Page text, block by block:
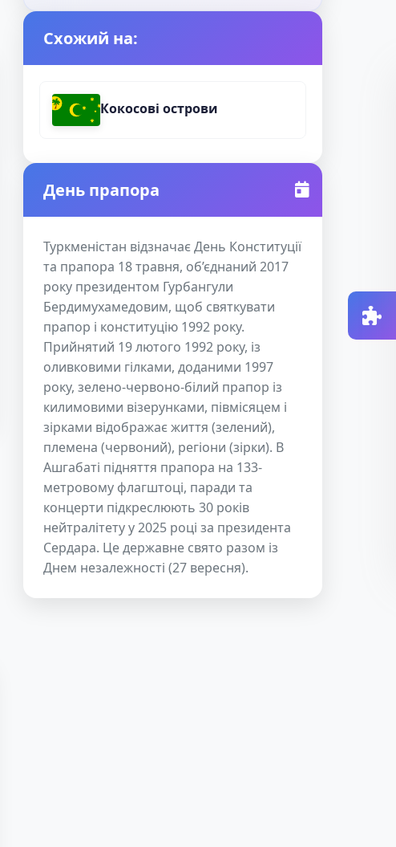
Схожий на:
Кокосові острови
День прапора
Туркменістан відзначає День Конституції
та прапора 18 травня, об’єднаний 2017
року президентом Гурбангули
Бердимухамедовим, щоб святкувати
прапор і конституцію 1992 року.
Прийнятий 19 лютого 1992 року, із
оливковими гілками, доданими 1997
року, зелено-червоно-білий прапор із
килимовими візерунками, півмісяцем і
зірками відображає життя (зелений),
племена (червоний), регіони (зірки). В
Ашгабаті підняття прапора на 133-
метровому флагштоці, паради та
концерти підкреслюють 30 років
нейтралітету у 2025 році за президента
Сердара. Це державне свято разом із
Днем незалежності (27 вересня).